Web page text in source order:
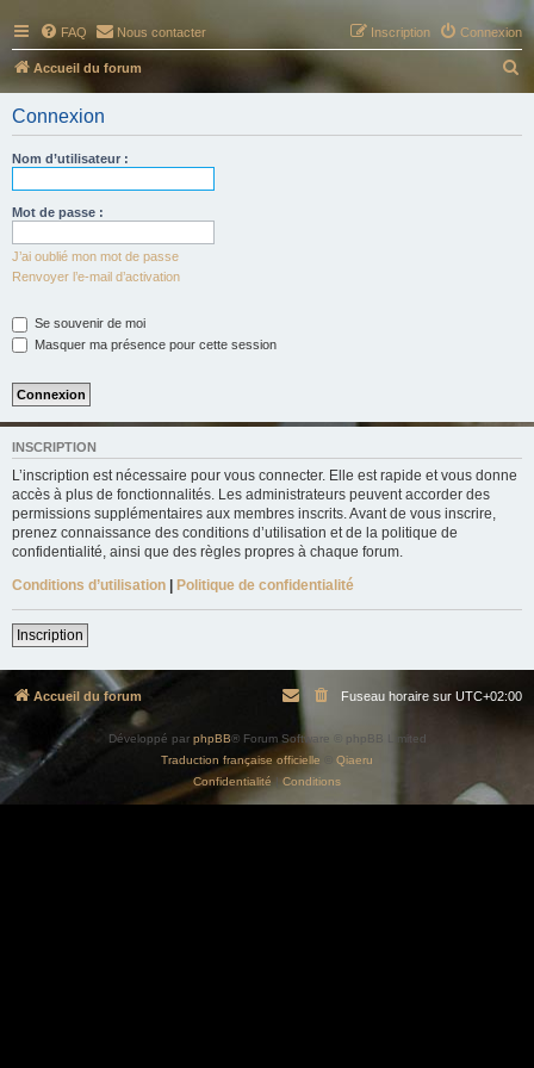
FAQ Nous contacter Connexion
Inscription
Accueil du forum
e
Connexion
Nom d’utilisateur :
Mot de passe :
J’ai oublié mon mot de passe
Renvoyer l’e-mail d’activation
Se souvenir de moi
Masquer ma présence pour cette session
INSCRIPTION
L’inscription est nécessaire pour vous connecter. Elle est rapide et vous donne
accès à plus de fonctionnalités. Les administrateurs peuvent accorder des
permissions supplémentaires aux membres inscrits. Avant de vous inscrire,
prenez connaissance des conditions d’utilisation et de la politique de
confidentialité, ainsi que des règles propres à chaque forum.
Conditions d’utilisation | Politique de confidentialité
Inscription
Accueil du forum Fuseau horaire sur UTC+02:00
Développé par phpBB® Forum Software © phpBB Limited
Traduction française officielle
Qiaeru
Confidentialité | Conditions